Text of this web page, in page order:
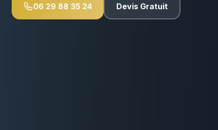
06 29 88 35 24 Devis Gratuit